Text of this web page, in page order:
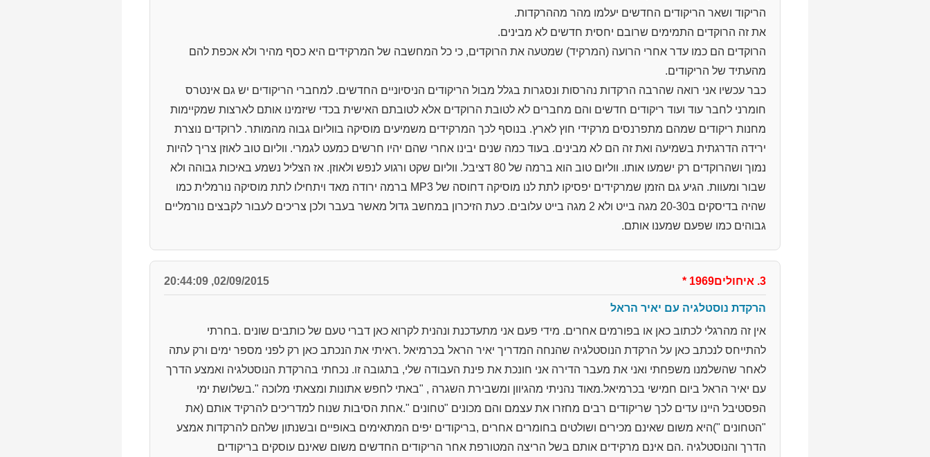
הריקוד ושאר הריקודים החדשים יעלמו מהר מההרקדות.
את זה הרוקדים התמימים שרובם יחסית חדשים לא מבינים.
הרוקדים הם כמו עדר אחרי הרועה (המרקיד) שמטעה את הרוקדים, כי כל המחשבה של המרקידים היא כסף מהיר ולא אכפת להם
מהעתיד של הריקודים.
כבר עכשיו אני רואה שהרבה הרקדות נהרסות ונסגרות בגלל מבול הריקודים הניסיוניים החדשים. למחברי הריקודים יש גם אינטרס
חומרני לחבר עוד ועוד ריקודים חדשים והם מחברים לא לטובת הרוקדים אלא לטובתם האישית בכדי שיזמינו אותם לארצות שמקיימות
מחנות ריקודים שמהם מתפרנסים מרקידי חוץ לארץ. בנוסף לכך המרקידים משמיעים מוסיקה בווליום גבוה מהמותר. לרוקדים נוצרת
ירידה הדרגתית בשמיעה ואת זה הם לא מבינים. בעוד כמה שנים יבינו אחרי שהם יהיו חרשים כמעט לגמרי. ווליום טוב לאוזן צריך להיות
נמוך ושהרוקדים רק ישמעו אותו. ווליום טוב הוא ברמה של 80 דציבל. ווליום שקט ורגוע לנפש ולאוזן. אז הצליל נשמע באיכות גבוהה ולא
שבור ומעוות. הגיע גם הזמן שמרקידים יפסיקו לתת לנו מוסיקה דחוסה של MP3 ברמה ירודה מאד ויתחילו לתת מוסיקה נורמלית כמו
שהיה בדיסקים ב20-30 מגה בייט ולא 2 מגה בייט עלובים. כעת הזיכרון במחשב גדול מאשר בעבר ולכן צריכים לעבור לקבצים נורמליים
גבוהים כמו שפעם שמענו אותם.
3. איחולים1969 *
02/09/2015, 20:44:09
הרקדת נוסטלגיה עם יאיר הראל
אין זה מהרגלי לכתוב כאן או בפורמים אחרים. מידי פעם אני מתעדכנת ונהנית לקרוא כאן דברי טעם של כותבים שונים .בחרתי
להתייחס לנכתב כאן על הרקדת הנוסטלגיה שהנחה המדריך יאיר הראל בכרמיאל .ראיתי את הנכתב כאן רק לפני מספר ימים ורק עתה
לאחר שהשלמנו משפחתי ואני את מעבר הדירה אני חונכת את פינת העבודה שלי, בתגובה זו. נכחתי בהרקדת הנוסטלגיה ואמצע הדרך
עם יאיר הראל ביום חמישי בכרמיאל.מאוד נהניתי מהגיוון ומשבירת השגרה , "באתי לחפש אתונות ומצאתי מלוכה ".בשלושת ימי
הפסטיבל היינו עדים לכך שריקודים רבים מחזרו את עצמם והם מכונים "טחונים ".אחת הסיבות שנוח למדריכים להרקיד אותם (את
"הטחונים ")היא משום שאינם מכירים ושולטים בחומרים אחרים ,בריקודים יפים המתאימים באופיים ובשנתון שלהם להרקדות אמצע
הדרך והנוסטלגיה .הם אינם מרקידים אותם בשל הריצה המטורפת אחר הריקודים החדשים משום שאינם עוסקים בריקודים